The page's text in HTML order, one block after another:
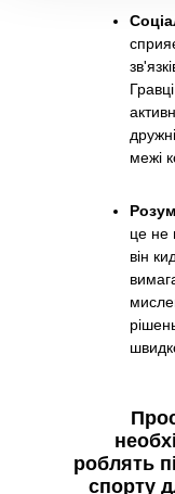
межі
це не
він
роблять
спорту